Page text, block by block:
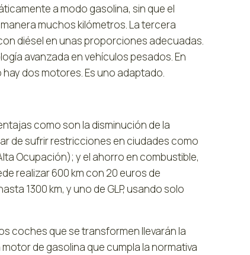
a modo gasolina, sin que el
muchos kilómetros. La tercera
diésel en unas proporciones adecuadas.
avanzada en vehículos pesados. En
dos motores. Es uno adaptado.
como son la disminución de la
de sufrir restricciones en ciudades como
Ocupación); y el ahorro en combustible,
realizar 600 km con 20 euros de
1300 km, y uno de GLP, usando solo
coches que se transformen llevarán la
de gasolina que cumpla la normativa